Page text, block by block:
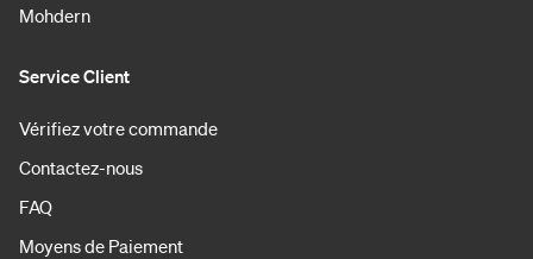
Mohdern
Service Client
Vérifiez votre commande
Contactez-nous
FAQ
Moyens de Paiement